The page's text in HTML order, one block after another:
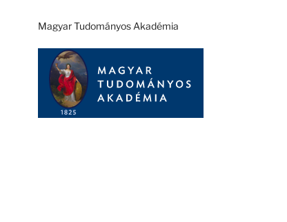
Magyar Tudományos Akadémia